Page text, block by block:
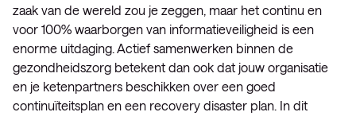
zaak van de wereld zou je zeggen, maar het continu en
voor 100% waarborgen van informatieveiligheid is een
enorme uitdaging. Actief samenwerken binnen de
gezondheidszorg betekent dan ook dat jouw organisatie
en je ketenpartners beschikken over een goed
continuïteitsplan en een recovery disaster plan. In dit